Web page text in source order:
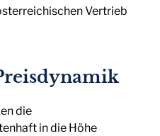
Vertrieb
die
in die Höhe